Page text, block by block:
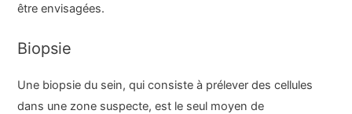
être envisagées.
Biopsie
Une biopsie du sein, qui consiste à prélever des cellules
dans une zone suspecte, est le seul moyen de